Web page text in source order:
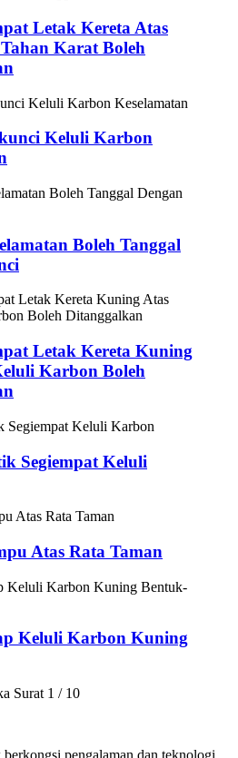
Letak Kereta Atas
Karat Boleh
Keluli Karbon
Boleh Tanggal
Letak Kereta Kuning
Karbon Boleh
Segiempat Keluli
Atas Rata Taman
Keluli Karbon Kuning
Surat 1 / 10